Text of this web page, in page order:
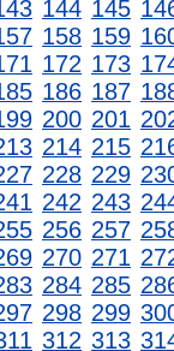
144 145
158 159
172 173
186 187
200 201
214 215
228 229
242 243
256 257
270 271
284 285
298 299
312 313